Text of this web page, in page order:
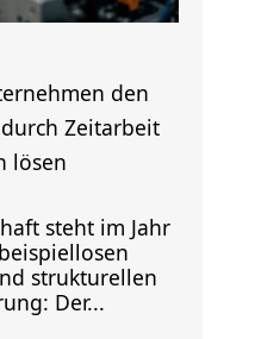
den
Zeitarbeit
lösen
steht im Jahr
strukturellen
Der...